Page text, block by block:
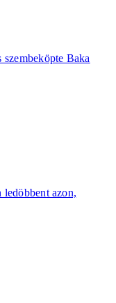
szembeköpte Baka
ledöbbent azon,